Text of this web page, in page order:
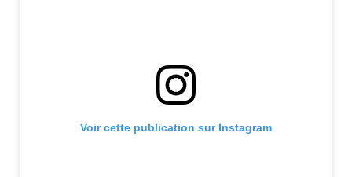
Voir cette publication sur Instagram